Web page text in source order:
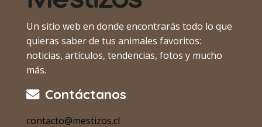
Un sitio web en donde encontrarás todo lo que
quieras saber de tus animales favoritos:
noticias, artículos, tendencias, fotos y mucho
más.
Contáctanos
contacto@mestizos.cl